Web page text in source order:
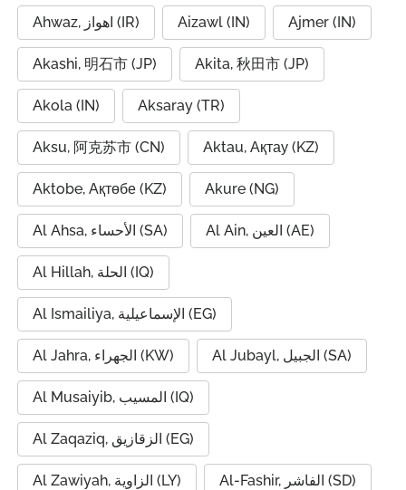
Ahwaz, اهواز (IR) Aizawl (IN) Ajmer (IN)
Akashi, 明石市 (JP) Akita, 秋田市 (JP)
Akola (IN) Aksaray (TR)
Aksu, 阿克苏市 (CN) Aktau, Ақтау (KZ)
Aktobe, Ақтөбе (KZ) Akure (NG)
Al Ahsa, الأحساء (SA) Al Ain, العين (AE)
Al Hillah, الحلة (IQ)
Al Ismailiya, الإسماعيلية (EG)
Al Jahra, الجهراء (KW) Al Jubayl, الجبيل (SA)
Al Musaiyib, المسيب (IQ)
Al Zaqaziq, الزقازيق (EG)
Al Zawiyah, الزاوية (LY) Al-Fashir, الفاشر (SD)